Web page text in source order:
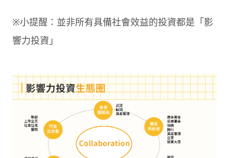
※小提醒：並非所有具備社會效益的投資都是「影
響力投資」